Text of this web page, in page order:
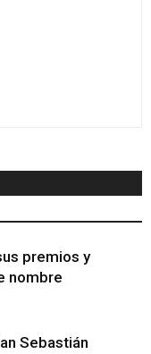
premios y
nombre
Sebastián